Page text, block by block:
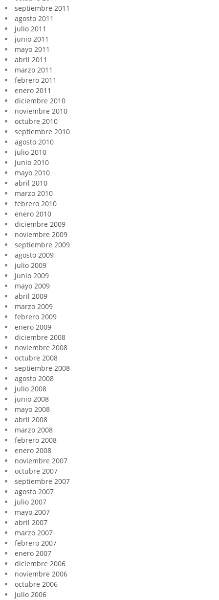
septiembre 2011
agosto 2011
julio 2011
junio 2011
mayo 2011
abril 2011
marzo 2011
febrero 2011
enero 2011
diciembre 2010
noviembre 2010
octubre 2010
septiembre 2010
agosto 2010
julio 2010
junio 2010
mayo 2010
abril 2010
marzo 2010
febrero 2010
enero 2010
diciembre 2009
noviembre 2009
septiembre 2009
agosto 2009
julio 2009
junio 2009
mayo 2009
abril 2009
marzo 2009
febrero 2009
enero 2009
diciembre 2008
noviembre 2008
octubre 2008
septiembre 2008
agosto 2008
julio 2008
junio 2008
mayo 2008
abril 2008
marzo 2008
febrero 2008
enero 2008
noviembre 2007
octubre 2007
septiembre 2007
agosto 2007
julio 2007
mayo 2007
abril 2007
marzo 2007
febrero 2007
enero 2007
diciembre 2006
noviembre 2006
octubre 2006
julio 2006